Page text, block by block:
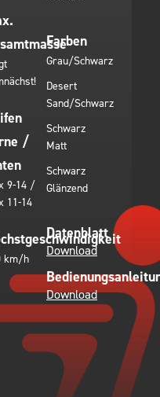
/
9-14 /
11-14
km/h
Farben
Grau/Schwarz
Desert
Sand/Schwarz
Schwarz
Matt
Schwarz
Glänzend
Datenblatt
Download
Download